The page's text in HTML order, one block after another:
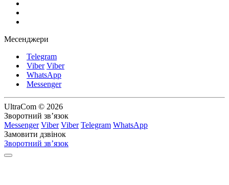
Месенджери
Telegram
Viber Viber
WhatsApp
Messenger
UltraCom © 2026
Зворотний зв’язок
Messenger Viber Viber Telegram WhatsApp
Замовити дзвінок
Зворотний зв’язок